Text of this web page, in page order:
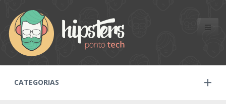
Toggle
CATEGORIAS